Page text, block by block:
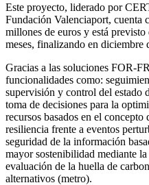
Este proyecto, liderado por
Fundación Valenciaport, cuenta
millones de euros y está
meses, finalizando en diciembre
Gracias a las soluciones FOR-
funcionalidades como:
supervisión y control del estado
toma de decisiones para la
recursos basados en el
resiliencia frente a eventos
seguridad de la información
mayor sostenibilidad mediante
evaluación de la huella de
alternativos (metro).